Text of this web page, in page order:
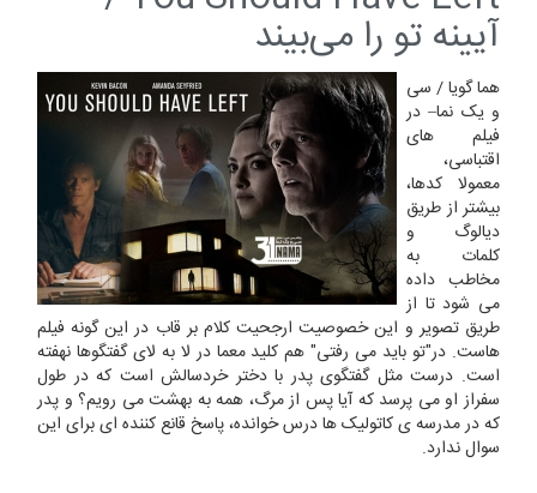
آیینه تو را می‌بیند
هما گویا / سی
و یک نما– در
فیلم های
اقتباسی،
معمولا کدها،
بیشتر از طریق
دیالوگ و
کلمات به
مخاطب داده
می شود تا از
طریق تصویر و این خصوصیت ارجحیت کلام بر قاب در این گونه فیلم
هاست. در"تو باید می رفتی" هم کلید معما در لا به لای گفتگوها نهفته
است. درست مثل گفتگوی پدر با دختر خردسالش است که در طول
سفراز او می پرسد که آیا پس از مرگ، همه به بهشت می رویم؟ و پدر
که در مدرسه ی کاتولیک ها درس خوانده، پاسخ قانع کننده ای برای این
سوال ندارد.